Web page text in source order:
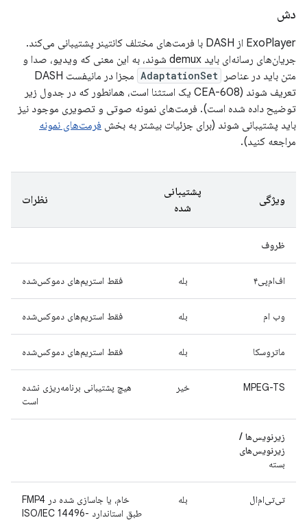
دش
ExoPlayer از DASH با فرمت‌های مختلف کانتینر پشتیبانی می‌کند.
جریان‌های رسانه‌ای باید demux شوند، به این معنی که ویدیو، صدا و
متن باید در عناصر
AdaptationSet
مجزا در مانیفست DASH
تعریف شوند (CEA-608 یک استثنا است، همانطور که در جدول زیر
توضیح داده شده است). فرمت‌های نمونه صوتی و تصویری موجود نیز
باید پشتیبانی شوند (برای جزئیات بیشتر به بخش فرمت‌های نمونه
مراجعه کنید).
ویژگی
پشتیبانی
شده
نظرات
ظروف
اف‌ام‌پی۴ بله فقط استریم‌های دموکس‌شده
وب ام بله فقط استریم‌های دموکس‌شده
ماتروسکا بله فقط استریم‌های دموکس‌شده
MPEG-TS خیر
هیچ پشتیبانی برنامه‌ریزی نشده
است
زیرنویس‌ها /
زیرنویس‌های
بسته
تی‌تی‌ام‌ال بله
خام، یا جاسازی شده در FMP4
طبق استاندارد ISO/IEC 14496-